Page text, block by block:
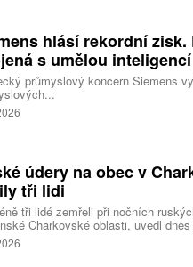
hlásí rekordní
s umělou inteligencí
průmyslový koncern Siemens
údery na obec v
tři lidi
tři lidé zemřeli při nočních
Charkovské oblasti, uvedl
Vitalij Karabanov. Ukrajinské
útočilo na Ukrajinu čtyřmi střelami a